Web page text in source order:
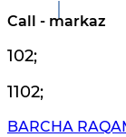
Call - markaz
102;
1102;
BARCHA